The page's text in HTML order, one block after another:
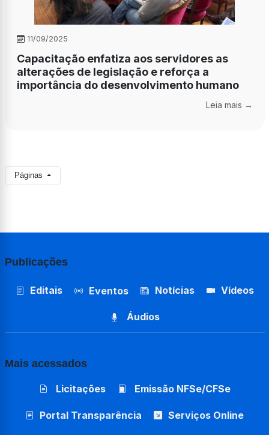
11/09/2025
Capacitação enfatiza aos servidores as
alterações de legislação e reforça a
importância do desenvolvimento humano
Leia mais →
Páginas
Publicações
Editais Eventos Notícias Vídeos
Áudios
Mais acessados
Licitações Emissão NFSe/CFSe
Portal Transparência Serviços Online